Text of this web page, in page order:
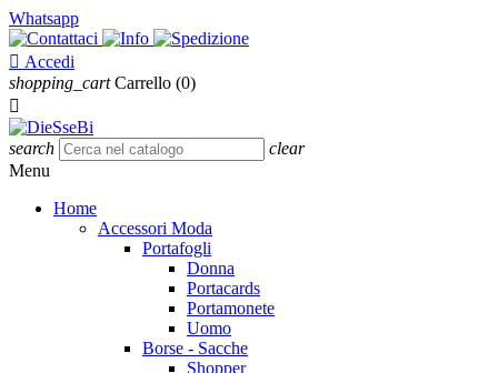
Whatsapp
 Accedi
shopping_cart Carrello (0)

search
clear
Menu
Home
Accessori Moda
Portafogli
Donna
Portacards
Portamonete
Uomo
Borse - Sacche
Shopper